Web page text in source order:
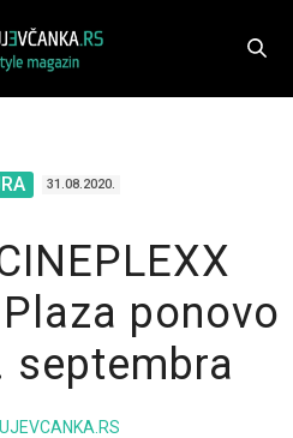
31.08.2020.
ponovo
septembra